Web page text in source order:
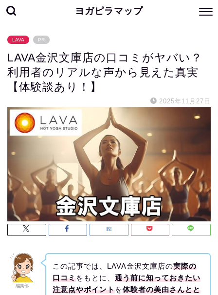
ヨガピラマップ
LAVA PR
LAVA金沢文庫店の口コミがヤバい？
利用者のリアルな声から見えた真実
【体験談あり！】
2025年11月27日
編集部
この記事では、LAVA金沢文庫店の実際の
口コミをもとに、 通う前に知っておきたい
注意点やポイントを体験者の美由さんとと